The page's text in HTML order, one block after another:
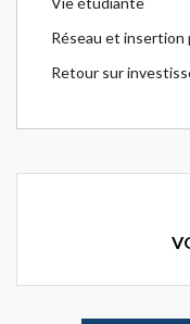
Réseau et
Retour sur